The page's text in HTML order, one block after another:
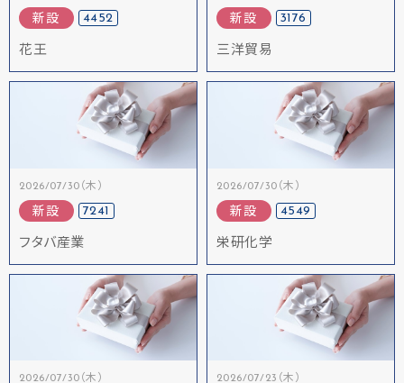
新設 4452
花王
新設 3176
三洋貿易
2026/07/30（木）
新設 7241
フタバ産業
2026/07/30（木）
新設 4549
栄研化学
2026/07/30（木） 2026/07/23（木）